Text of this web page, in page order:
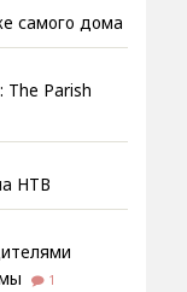
самого дома
The Parish
НТВ
1